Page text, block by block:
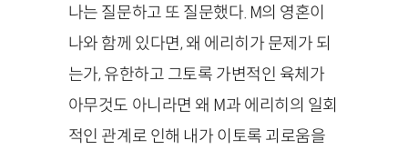
나는 질문하고 또 질문했다. M의 영혼이
나와 함께 있다면, 왜 에리히가 문제가 되
는가, 유한하고 그토록 가변적인 육체가
아무것도 아니라면 왜 M과 에리히의 일회
적인 관계로 인해 내가 이토록 괴로움을